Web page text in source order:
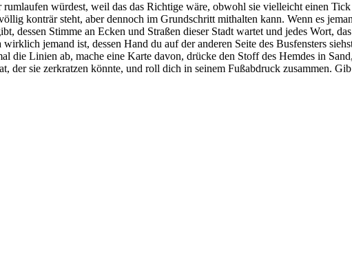
würdest, weil das das Richtige wäre, obwohl sie vielleicht einen
konträr steht, aber dennoch im Grundschritt mithalten kann. Wenn es
dessen Stimme an Ecken und Straßen dieser Stadt wartet und jedes Wort,
jemand ist, dessen Hand du auf der anderen Seite des Busfensters
die Linien ab, mache eine Karte davon, drücke den Stoff des Hemdes in
der sie zerkratzen könnte, und roll dich in seinem Fußabdruck zusammen.